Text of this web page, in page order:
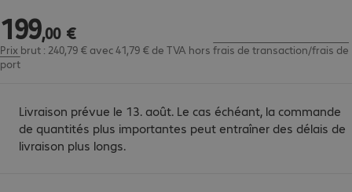
199,00 €
199,00 €
Prix brut : 240,79 € avec 41,79 € de TVA hors frais de transaction/frais de
port
Livraison prévue le 13. août. Le cas échéant, la commande
de quantités plus importantes peut entraîner des délais de
livraison plus longs.